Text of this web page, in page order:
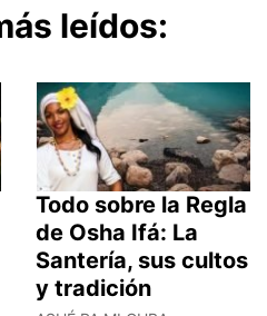
leídos:
Todo sobre la Regla
de Osha Ifá: La
Santería, sus cultos
y tradición